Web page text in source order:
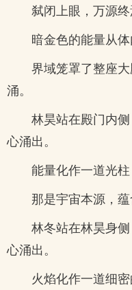
弑闭上眼，万源终
暗金色的能量从
界域笼罩了整座
涌。
林昊站在殿门内
心涌出。
能量化作一道光柱
那是宇宙本源，蕴
林冬站在林昊身
心涌出。
火焰化作一道细